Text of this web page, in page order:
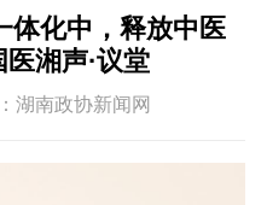
体化中，释放中医
湘声·议堂
湖南政协新闻网